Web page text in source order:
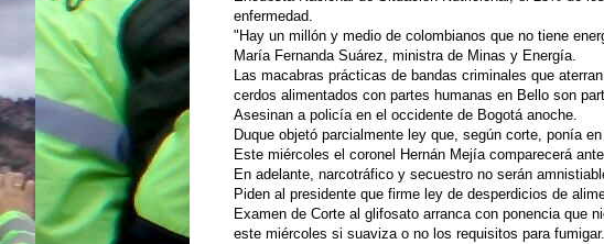
enfermedad.
"Hay un millón y medio de colombianos que no tiene
María Fernanda Suárez, ministra de Minas y Energía.
Las macabras prácticas de bandas criminales que
cerdos alimentados con partes humanas en Bello son
Asesinan a policía en el occidente de Bogotá anoche.
Duque objetó parcialmente ley que, según corte, ponía
Este miércoles el coronel Hernán Mejía comparecerá
En adelante, narcotráfico y secuestro no serán
Piden al presidente que firme ley de desperdicios de
Examen de Corte al glifosato arranca con ponencia que
este miércoles si suaviza o no los requisitos para fumigar.